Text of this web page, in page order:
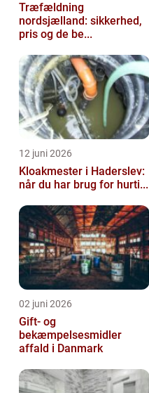
Træfældning
nordsjælland: sikkerhed,
pris og de be...
12 juni 2026
Kloakmester i Haderslev:
når du har brug for hurti...
02 juni 2026
Gift- og
bekæmpelsesmidler
affald i Danmark